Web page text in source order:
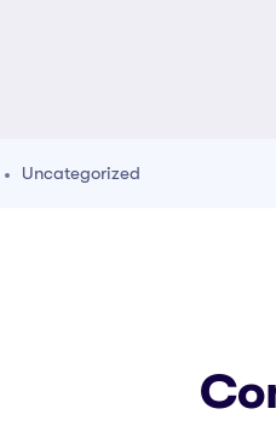
Uncategorized